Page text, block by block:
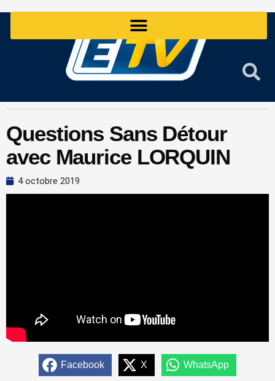
Questions Sans Détour
avec Maurice LORQUIN
4 octobre 2019
Facebook X WhatsApp